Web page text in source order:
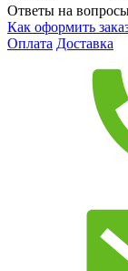
Ответы на
Как оформить
Оплата Доставка